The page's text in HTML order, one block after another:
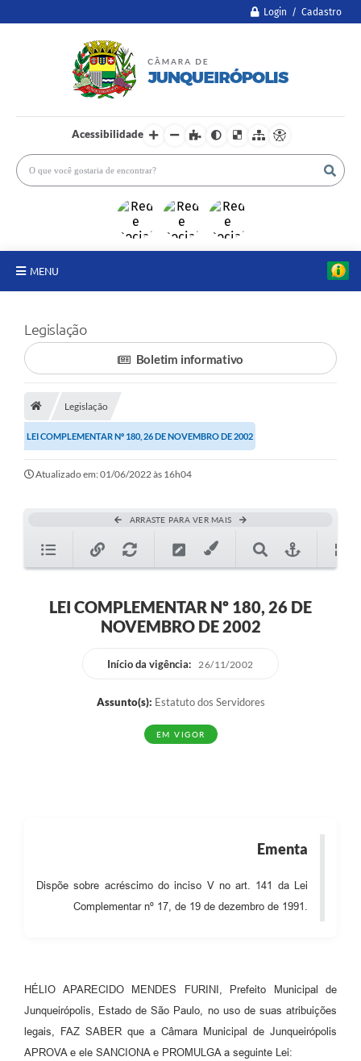
Login / Cadastro
Acessibilidade
MENU
Legislativo
Proposições
Legislação
Atos Oficiais
Arquivos
FAQ (Perguntas Frequentes)
Carta de Serviços
Legislação
Boletim informativo
Legislação
LEI COMPLEMENTAR Nº 180, 26 DE NOVEMBRO DE 2002
Atualizado em: 01/06/2022 às 16h04
ARRASTE PARA VER MAIS
LEI COMPLEMENTAR Nº 180, 26 DE
NOVEMBRO DE 2002
Início da vigência: 26/11/2002
Assunto(s): Estatuto dos Servidores
EM VIGOR
Ementa
Dispõe sobre acréscimo do inciso V no art. 141 da Lei
Complementar nº 17, de 19 de dezembro de 1991.
HÉLIO APARECIDO MENDES FURINI, Prefeito Municipal de
Junqueirópolis, Estado de São Paulo, no uso de suas atribuições
legais, FAZ SABER que a Câmara Municipal de Junqueirópolis
APROVA e ele SANCIONA e PROMULGA a seguinte Lei: